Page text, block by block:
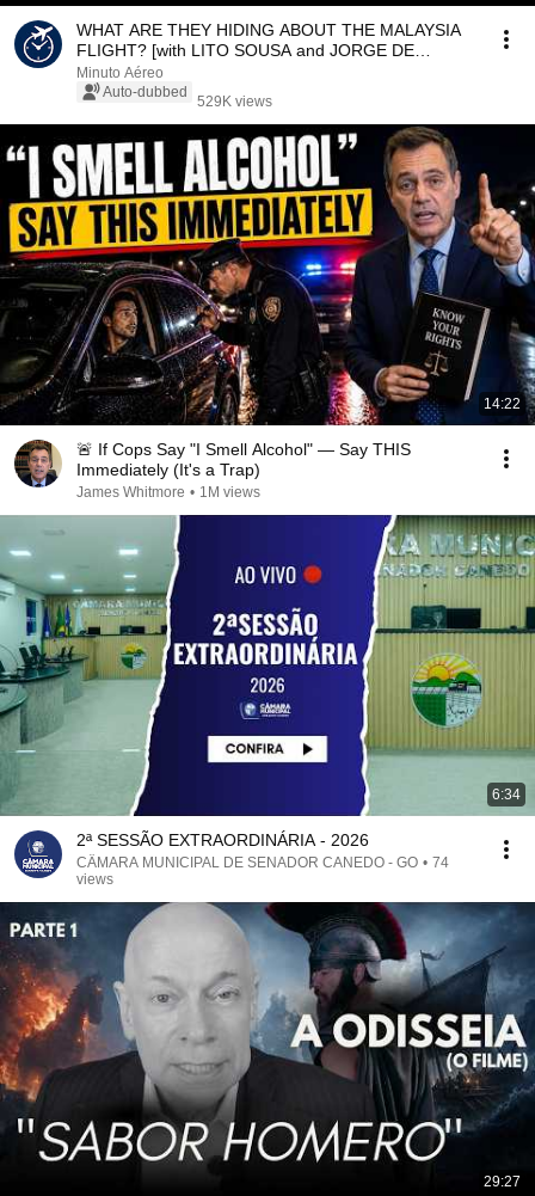
WHAT ARE THEY HIDING ABOUT THE MALAYSIA
FLIGHT? [with LITO SOUSA and JORGE DE
SOUZA]
Minuto Aéreo
Auto-dubbed
529K views
14:22
🚨 If Cops Say "I Smell Alcohol" — Say THIS
Immediately (It's a Trap)
James Whitmore • 1M views
6:34
2ª SESSÃO EXTRAORDINÁRIA - 2026
CÂMARA MUNICIPAL DE SENADOR CANEDO - GO • 74
views
29:27